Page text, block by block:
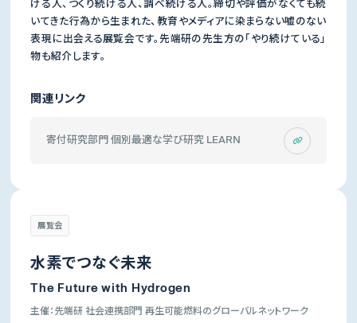
ける人、つくり続ける人、調べ続ける人。締切や評価がなくても続
いてきた行為から生まれた、教育やメディアに染まらない嘘のない
表現に出会える展覧会です。先端研の先生方の「やり続けている」
物も紹介します。
関連リンク
寄付研究部門 個別最適な学び研究 LEARN
展覧会
水素でつなぐ未来
The Future with Hydrogen
主催：先端研 社会連携部門 再生可能燃料のグローバルネットワーク